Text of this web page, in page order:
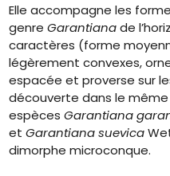
Elle accompagne les
genreGarantianade
caractères (forme
légèrement convexes,
espacée et proverse sur
découverte dans le même
espècesGarantiana
etGarantiana suevica
dimorphe microconque.